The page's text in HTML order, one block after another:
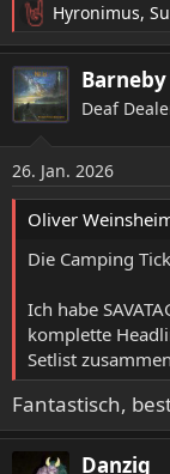
R
e
a
k
t
n
e
n
Hyronimus,
Barneby
Deaf
26. Jan. 2026
Oliver
Die Camping
Ich habe
komplette
Setlist
Fantastisch,
Danzig